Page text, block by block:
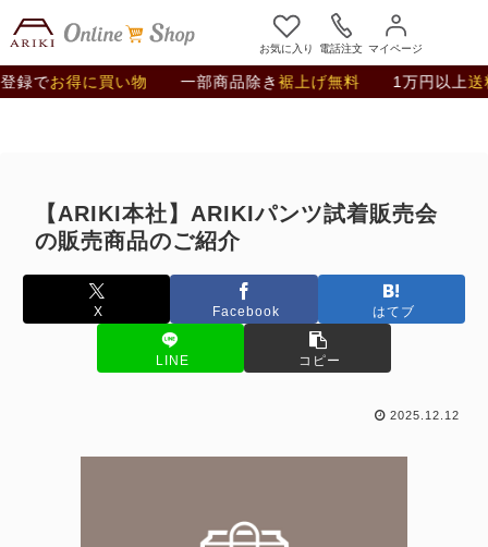
お気に入り 電話注文 マイページ
得に買い物 一部商品除き裾上げ無料 1万円以上送料無料
【ARIKI本社】ARIKIパンツ試着販売会
の販売商品のご紹介
X Facebook はてブ
LINE コピー
2025.12.12